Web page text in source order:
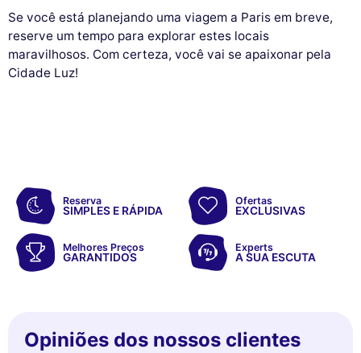
Se você está planejando uma viagem a Paris em breve,
reserve um tempo para explorar estes locais
maravilhosos. Com certeza, você vai se apaixonar pela
Cidade Luz!
Reserva
SIMPLES E RÁPIDA
Ofertas
EXCLUSIVAS
Melhores Preços
GARANTIDOS
Experts
A SUA ESCUTA
Opiniões dos nossos clientes